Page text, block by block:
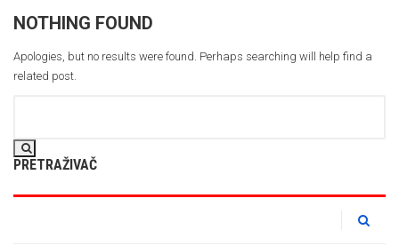
NOTHING FOUND
Apologies, but no results were found. Perhaps searching will help find a
related post.
PRETRAŽIVAČ